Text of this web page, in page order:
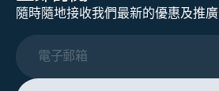
隨時隨地接收我們最新的優惠及推廣
電子郵箱